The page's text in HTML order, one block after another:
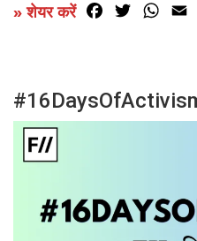
» शेयर करें Facebook
Twitter